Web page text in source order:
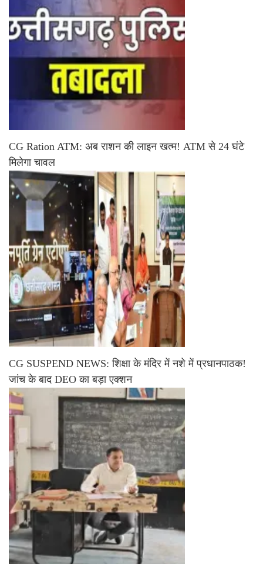
CG Ration ATM: अब राशन की लाइन खत्म! ATM से 24 घंटे
मिलेगा चावल
CG SUSPEND NEWS: शिक्षा के मंदिर में नशे में प्रधानपाठक!
जांच के बाद DEO का बड़ा एक्शन